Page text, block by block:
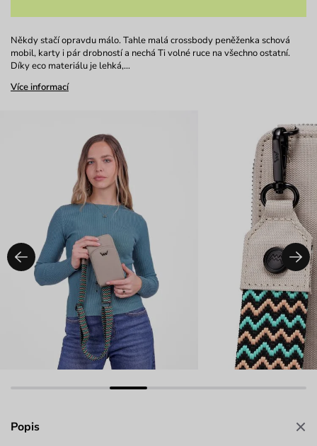
Někdy stačí opravdu málo. Tahle malá crossbody peněženka schová
mobil, karty i pár drobností a nechá Ti volné ruce na všechno ostatní.
Díky eco materiálu je lehká,…
Více informací
Popis